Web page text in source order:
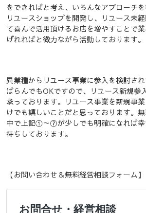
をできればと考え、いろんなアプローチ
リユースショップを開発し、リユース未
て喜んで活用頂けるお店を増やすことで
げれればと微力ながら活動しております。
異業種からリユース事業に参入を検討さ
ばらんでもOKですので、リユース新規参
承っております。リユース事業を新規事
けでも嬉しいことだと思っております。
中で上記①～⑦が少しでも明確になれば幸
待ちしております。
【お問い合わせ＆無料経営相談フォーム】